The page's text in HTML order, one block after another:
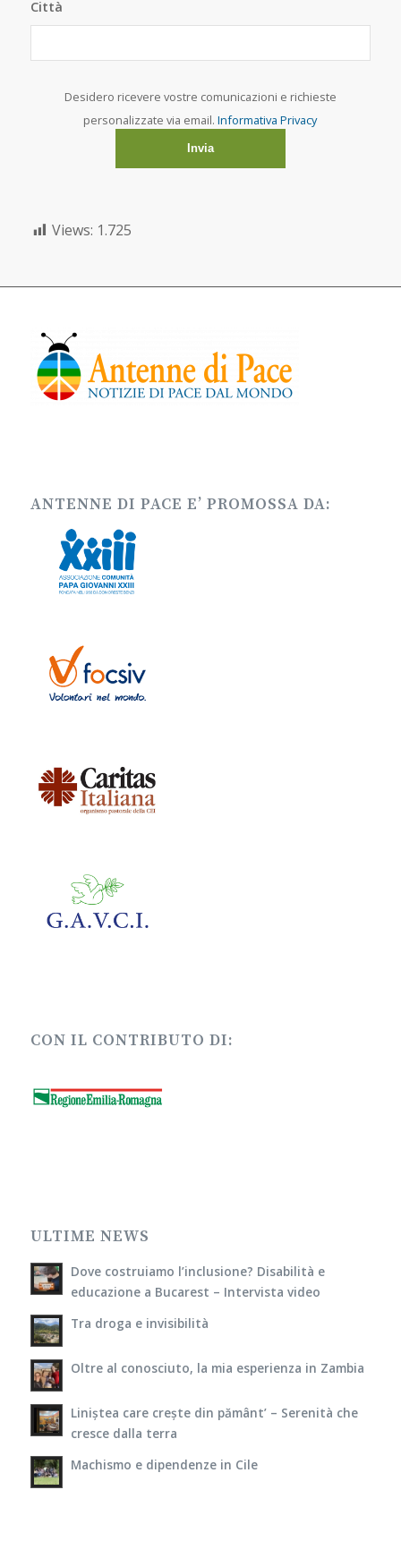
Città
Desidero ricevere vostre comunicazioni e richieste
personalizzate via email.Informativa Privacy
Views: 1.725
ANTENNE DI PACE E’ PROMOSSA DA:
CON IL CONTRIBUTO DI:
ULTIME NEWS
Dove costruiamo l’inclusione? Disabilità e
educazione a Bucarest – Intervista video
Tra droga e invisibilità
Oltre al conosciuto, la mia esperienza in Zambia
Liniștea care crește din pământ’ – Serenità che
cresce dalla terra
Machismo e dipendenze in Cile